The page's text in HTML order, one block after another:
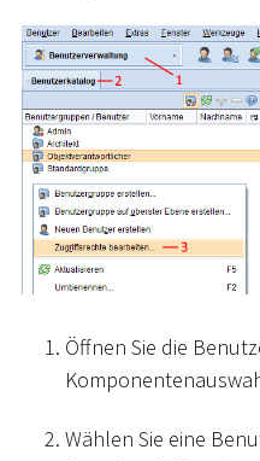
Öffnen Sie die
Wählen Sie eine